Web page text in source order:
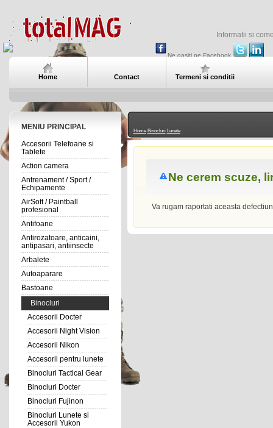
Informatii si
Ne gasiti pe Facebook
Home Contact Termeni si conditii
MENIU PRINCIPAL
Accesorii Telefoane si
Tablete
Action camera
Antrenament / Sport /
Echipamente
AirSoft / Paintball
profesional
Antifoane
Antirozatoare, anticaini,
antipasari, antiinsecte
Arbalete
Autoaparare
Bastoane
Binocluri
Accesorii Docter
Accesorii Night Vision
Accesorii Nikon
Accesorii pentru lunete
Binocluri Tactical Gear
Binocluri Docter
Binocluri Fujinon
Binocluri Lunete si
Accesorii Yukon
Home Binocluri Lunete
Ne cerem scuze,
Va rugam raportati aceasta